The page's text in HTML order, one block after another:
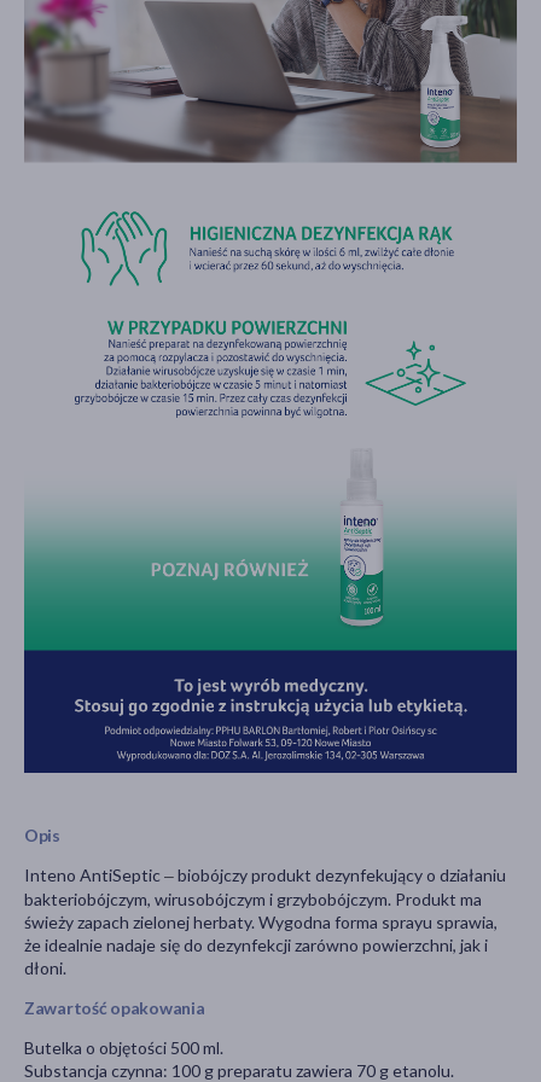
Opis
Inteno AntiSeptic–biobójczy produkt dezynfekujący o działaniu
bakteriobójczym, wirusobójczym i grzybobójczym. Produkt ma
świeży zapach zielonej herbaty. Wygodna forma sprayu sprawia,
że idealnie nadaje się do dezynfekcji zarówno powierzchni, jak i
dłoni.
Zawartość opakowania
Butelka o objętości 500 ml.
Substancja czynna: 100 g preparatu zawiera 70 g etanolu.